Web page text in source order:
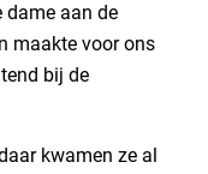
dame aan de
maakte voor ons
bij de
kwamen ze al